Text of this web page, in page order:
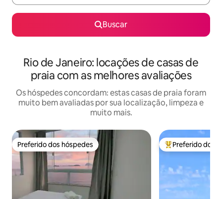
Buscar
Rio de Janeiro: locações de casas de
praia com as melhores avaliações
Os hóspedes concordam: estas casas de praia foram
muito bem avaliadas por sua localização, limpeza e
muito mais.
Preferido dos hóspedes
Preferido dos hóspedes Entre os
Preferido dos